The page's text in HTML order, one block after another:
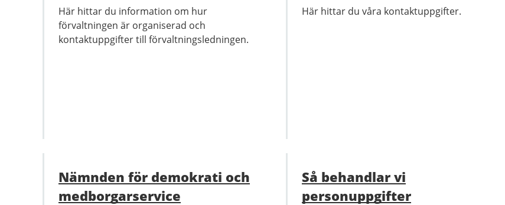
Här hittar du information om hur
förvaltningen är organiserad och
kontaktuppgifter till förvaltningsledningen.
Här hittar du våra kontaktuppgifter.
Nämnden för demokrati och
medborgarservice
Så behandlar vi
personuppgifter